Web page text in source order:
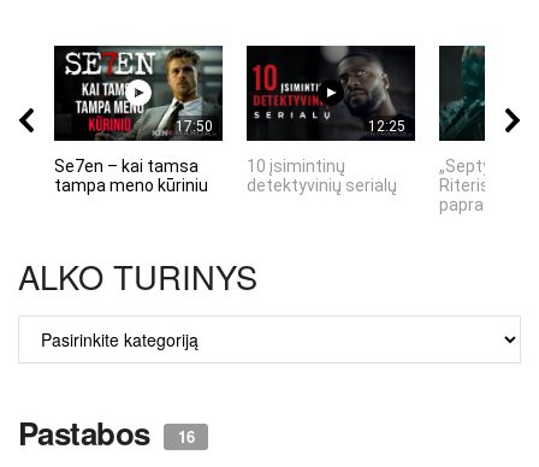
17:50
Se7en – kai tamsa
tampa meno kūriniu
12:25
10 įsimintinų
detektyvinių serialų
„Septynių
Riteris" – kai
ALKO TURINYS
TURINYS
Pastabos 16